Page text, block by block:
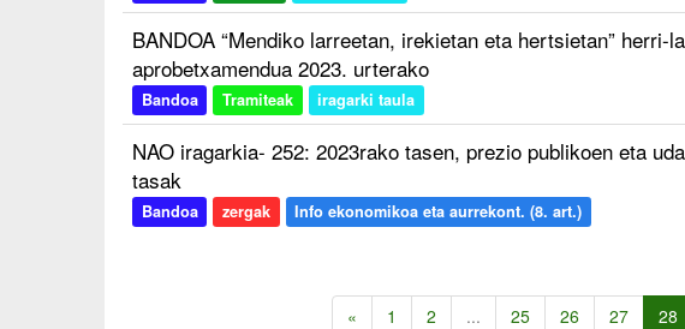
BANDOA “Mendiko larreetan, irekietan eta hertsietan” herri-
aprobetxamendua 2023. urterako
Bandoa Tramiteak iragarki taula
NAO iragarkia- 252: 2023rako tasen, prezio publikoen eta
tasak
Bandoa zergak Info ekonomikoa eta aurrekont. (8. art.)
« 1 2 ... 25 26 27 28